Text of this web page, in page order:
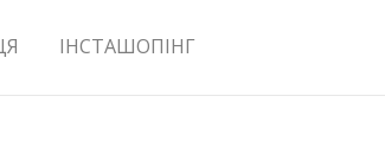
ІНСТАШОПІНГ